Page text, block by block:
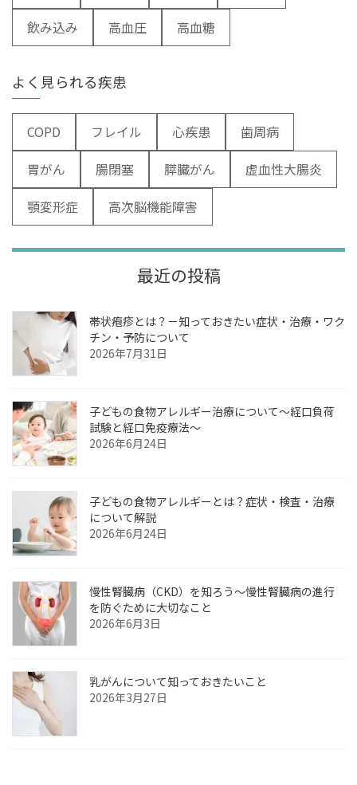
飲み込み
高血圧 高血糖
よく見られる疾患
COPD フレイル 心疾患
歯周病
胃がん
腸閉塞 膵臓がん
虚血性大腸炎
顎変形症
高次脳機能障害
最近の投稿
帯状疱疹とは？－知っておきたい症状・治療・ワク
チン・予防について
2026年7月31日
子どもの食物アレルギー治療について～経口負荷
試験と経口免疫療法～
2026年6月24日
子どもの食物アレルギーとは？症状・検査・治療
について解説
2026年6月24日
慢性腎臓病（CKD）を知ろう～慢性腎臓病の進行
を防ぐために大切なこと
2026年6月3日
乳がんについて知っておきたいこと
2026年3月27日